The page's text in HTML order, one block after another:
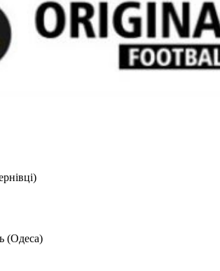
(Одеса)